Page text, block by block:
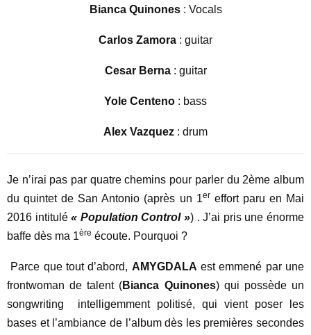
Bianca Quinones: Vocals
Carlos Zamora : guitar
Cesar Berna: guitar
Yole Centeno : bass
Alex Vazquez : drum
Je n’irai pas par quatre chemins pour parler du 2ème album
du quintet de San Antonio (après un 1er effort paru en Mai
2016 intitulé« Population Control ») . J’ai pris une énorme
baffe dès ma 1ère écoute. Pourquoi ?
Parce que tout d’abord, AMYGDALA est emmené par une
frontwoman de talent (Bianca Quinones) qui possède un
songwriting intelligemment politisé, qui vient poser les
bases et l’ambiance de l’album dès les premières secondes